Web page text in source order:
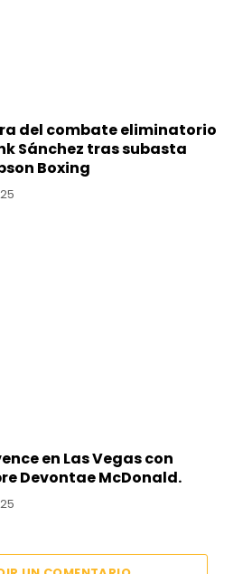
del combate eliminatorio
Sánchez tras subasta
Boxing
en Las Vegas con
Devontae McDonald.